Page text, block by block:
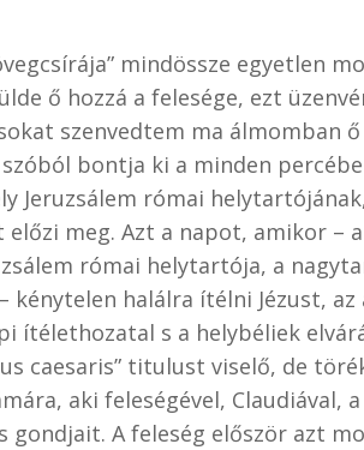
mindössze egyetlen
ő hozzá a felesége, ezt
szenvedtem ma álmomban ő
bontja ki a minden
Jeruzsálem római
előzi meg. Azt a napot, amikor –
római helytartója, a
kénytelen halálra ítélni Jézust,
ítélethozatal s a helybéliek
caesaris” titulust viselő, de
aki feleségével, Claudiával,
A feleség először azt